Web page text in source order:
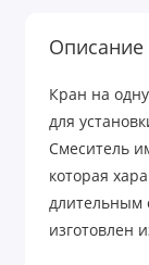
Описание
Кран на
для
Смеситель
которая
длительным
изготовлен